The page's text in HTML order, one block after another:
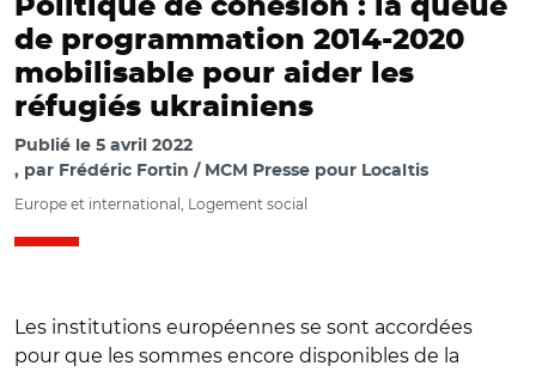
Politique de cohésion : la queue
de programmation 2014-2020
mobilisable pour aider les
réfugiés ukrainiens
Publié le 5 avril 2022
par Frédéric Fortin / MCM Presse pour Localtis
Europe et international, Logement social
Les institutions européennes se sont accordées
pour que les sommes encore disponibles de la